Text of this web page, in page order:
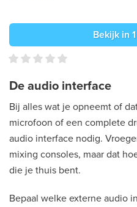
Bekijk in
De audio interface
Bij alles wat je opneemt of
microfoon of een complete
audio interface nodig.
mixing consoles, maar dat
die je thuis bent.
Bepaal welke externe audio